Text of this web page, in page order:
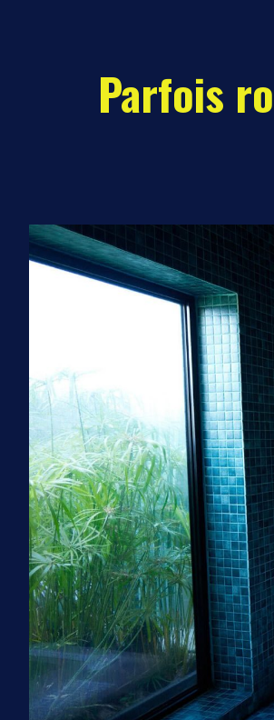
Parfois